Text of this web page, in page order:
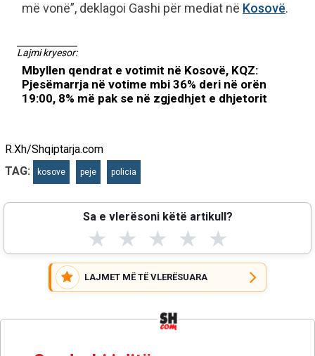
më vonë”, deklagoi Gashi për mediat në Kosovë.
Lajmi kryesor:
Mbyllen qendrat e votimit në Kosovë, KQZ:
Pjesëmarrja në votime mbi 36% deri në orën
19:00, 8% më pak se në zgjedhjet e dhjetorit
R.Xh/Shqiptarja.com
TAG:
kosove peje policia
Sa e vlerësoni këtë artikull?
★ ★ ★ ★ ★
LAJMET MË TË VLERËSUARA